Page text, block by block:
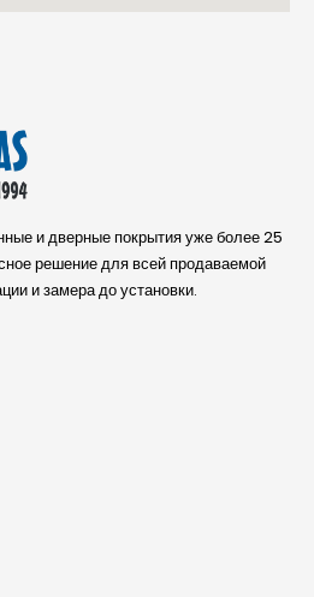
и дверные покрытия уже более 25
решение для всей продаваемой
и замера до установки.